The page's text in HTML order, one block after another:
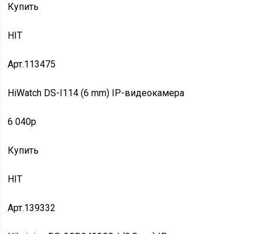
Купить
HIT
Арт.113475
HiWatch DS-I114 (6 mm) IP-видеокамера
6 040p
Купить
HIT
Арт.139332